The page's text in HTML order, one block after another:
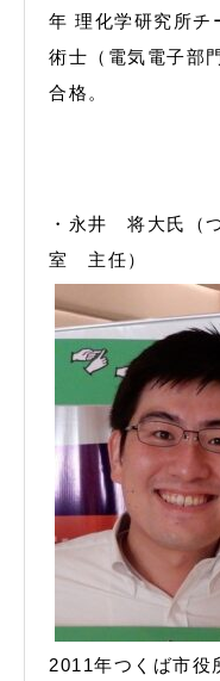
年 理化学研究所チ
術士（電気電子部
合格。
・永井 将大氏（
室 主任）
2011年つくば市役